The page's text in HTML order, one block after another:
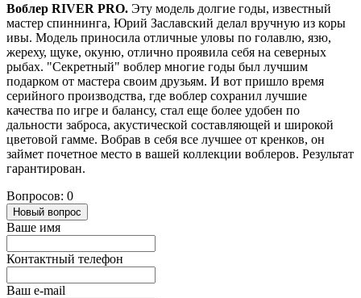
Воблер RIVER PRO. Эту модель долгие годы, известный
мастер спиннинга, Юрий Заславский делал вручную из коры
ивы. Модель приносила отличные уловы по голавлю, язю,
жереху, щуке, окуню, отлично проявила себя на северных
рыбах. "Секретный" воблер многие годы был лучшим
подарком от мастера своим друзьям. И вот пришло время
серийного производства, где воблер сохранил лучшие
качества по игре и балансу, стал еще более удобен по
дальности заброса, акустической составляющей и широкой
цветовой гамме. Вобрав в себя все лучшее от кренков, он
займет почетное место в вашей коллекции воблеров. Результат
гарантирован.
Вопросов: 0
Новый вопрос
Ваше имя
Контактный телефон
Ваш e-mail